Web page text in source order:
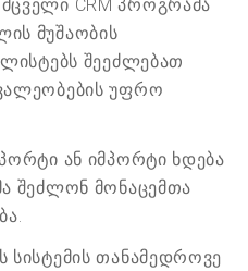
CRM პროგრამა
მუშაობის
შეეძლებათ
უფრო
ან იმპორტი ხდება
შეძლონ მონაცემთა
სისტემის თანამედროვე